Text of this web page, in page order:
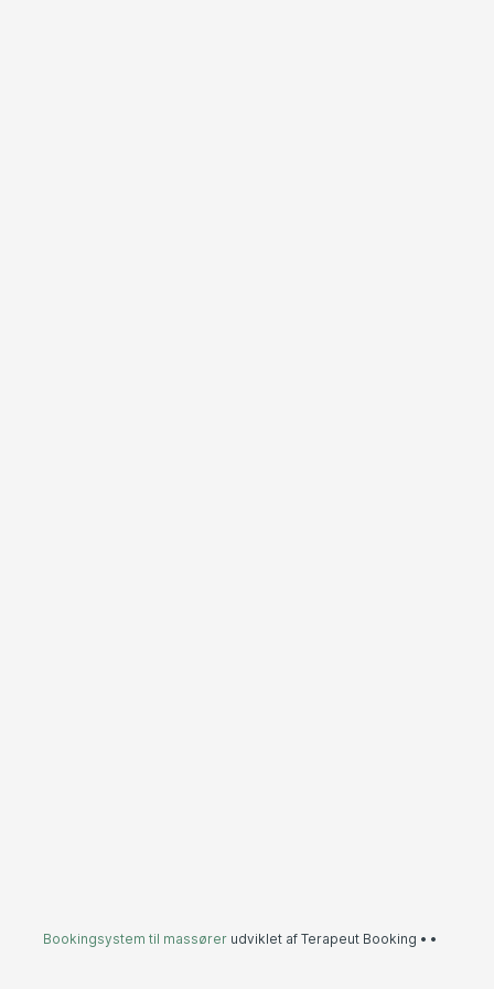
Bookingsystem til massører udviklet af Terapeut Booking • •